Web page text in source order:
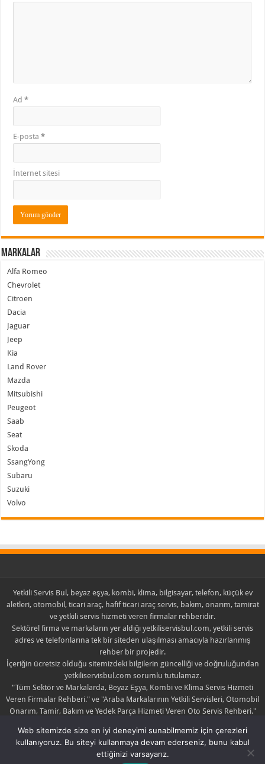
Ad*
E-posta*
İnternet sitesi
Markalar
Alfa Romeo
Chevrolet
Citroen
Dacia
Jaguar
Jeep
Kia
Land Rover
Mazda
Mitsubishi
Peugeot
Saab
Seat
Skoda
SsangYong
Subaru
Suzuki
Volvo
Yetkili Servis Bul, beyaz eşya, kombi, klima, bilgisayar, telefon, küçük ev
aletleri, otomobil, ticari araç, hafif ticari araç servis, bakım, onarım, tamirat
ve yetkili servis hizmeti veren firmalar rehberidir.
Sektörel firma ve markaların yer aldığı yetkiliservisbul.com, yetkili servis
adres ve telefonlarına tek bir siteden ulaşılması amacıyla hazırlanmış
rehber bir projedir.
İçeriğin ücretsiz olduğu sitemizdeki bilgilerin güncelliği ve doğruluğundan
yetkiliservisbul.com sorumlu tutulamaz.
"Tüm Sektör ve Markalarda, Beyaz Eşya, Kombi ve Klima Servis Hizmeti
Veren Firmalar Rehberi." ve "Araba Markalarının Yetkili Servisleri, Otomobil
Onarım, Tamir, Bakım ve Yedek Parça Hizmeti Veren Oto Servis Rehberi."
Yayınlanan içerik ile ilgili şikayette bulunulması halinde yayın kaldırılabilir
yada düzeltilebilir.
Web sitemizde size en iyi deneyimi sunabilmemiz için çerezleri
kullanıyoruz. Bu siteyi kullanmaya devam ederseniz, bunu kabul
ettiğinizi varsayarız.